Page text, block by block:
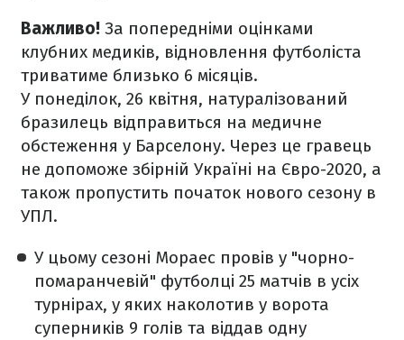
Важливо! За попередніми оцінками
клубних медиків, відновлення футболіста
триватиме близько 6 місяців.
У понеділок, 26 квітня, натуралізований
бразилець відправиться на медичне
обстеження у Барселону. Через це гравець
не допоможе збірній Україні на Євро-2020, а
також пропустить початок нового сезону в
УПЛ.
У цьому сезоні Мораес провів у "чорно-
помаранчевій" футболці 25 матчів в усіх
турнірах, у яких наколотив у ворота
суперників 9 голів та віддав одну